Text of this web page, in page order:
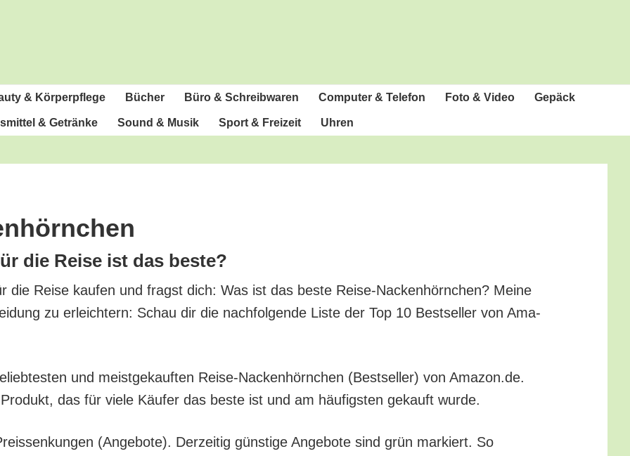
& Körperpflege Bücher Büro & Schreibwaren Com­pu­ter & Telefon Foto & Video Gepäck
& Getränke Sound & Musik Sport & Freizeit Uhren
die Rei­se ist das beste?
die Rei­se kau­fen und fragst dich: Was ist das bes­te Rei­se-Nacken­hörn­chen? Mei­ne
zu erleich­tern: Schau dir die nach­fol­gen­de Lis­te der Top 10 Best­sel­ler von Ama­
und meist­ge­kauf­ten Rei­se-Nacken­hörn­chen (Best­sel­ler) von Amazon.de.
das für vie­le Käu­fer das bes­te ist und am häu­figs­ten gekauft wurde.
(Ange­bo­te). Der­zei­tig güns­ti­ge Ange­bo­te sind grün mar­kiert. So